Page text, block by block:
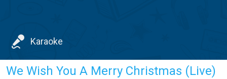
Karaoke
We Wish You A Merry Christmas (Live)